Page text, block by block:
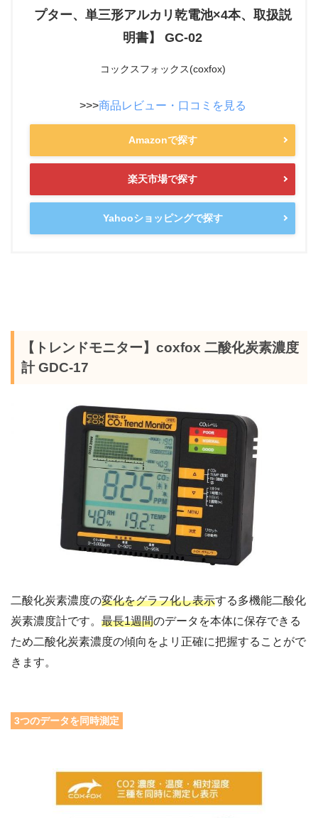
プター、単三形アルカリ乾電池×4本、取扱説
明書】 GC-02
コックスフォックス(coxfox)
>>>商品レビュー・口コミを見る
Amazonで探す
楽天市場で探す
Yahooショッピングで探す
【トレンドモニター】coxfox 二酸化炭素濃度
計 GDC-17
二酸化炭素濃度の変化をグラフ化し表示する多機能二酸化
炭素濃度計です。 最長1週間のデータを本体に保存できる
ため二酸化炭素濃度の傾向をよリ正確に把握することがで
きます。
3つのデータを同時測定